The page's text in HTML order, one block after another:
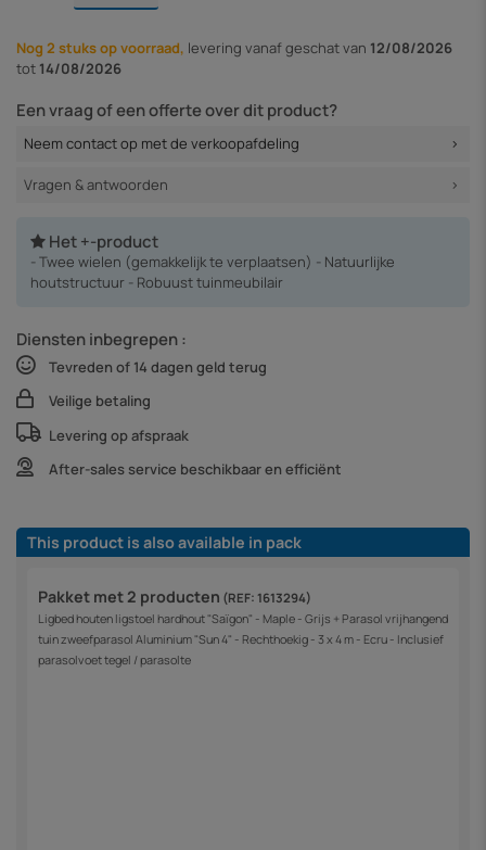
Nog 2 stuks op voorraad, levering vanafgeschat van 12/08/2026
tot 14/08/2026
Een vraag of een offerte over dit product?
Neem contact op met de verkoopafdeling
Vragen & antwoorden
Het +-product
- Twee wielen (gemakkelijk te verplaatsen) - Natuurlijke
houtstructuur - Robuust tuinmeubilair
Diensten inbegrepen :
Tevreden of 14 dagen geld terug
Veilige betaling
Levering op afspraak
After-sales service beschikbaar en efficiënt
This product is also available in pack
Pakket met 2 producten (REF: 1613294)
Ligbed houten ligstoel hardhout "Saïgon" - Maple - Grijs + Parasol vrijhangend
tuin zweefparasol Aluminium "Sun 4" - Rechthoekig - 3 x 4 m - Ecru - Inclusief
parasolvoet tegel / parasolte